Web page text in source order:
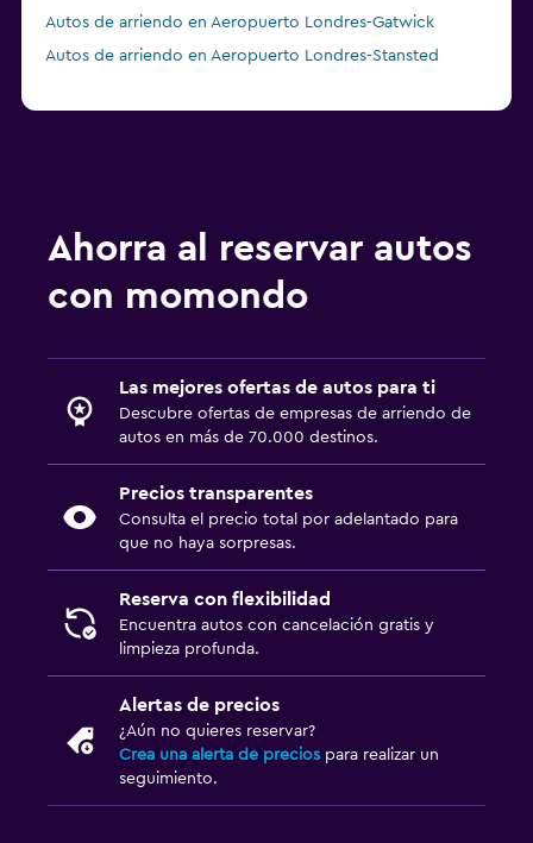
Autos de arriendo en Aeropuerto Londres-Gatwick
Autos de arriendo en Aeropuerto Londres-Stansted
Ahorra al reservar autos
con momondo
Las mejores ofertas de autos para ti
Descubre ofertas de empresas de arriendo de
autos en más de 70.000 destinos.
Precios transparentes
Consulta el precio total por adelantado para
que no haya sorpresas.
Reserva con flexibilidad
Encuentra autos con cancelación gratis y
limpieza profunda.
Alertas de precios
¿Aún no quieres reservar?
Crea una alerta de precios para realizar un
seguimiento.